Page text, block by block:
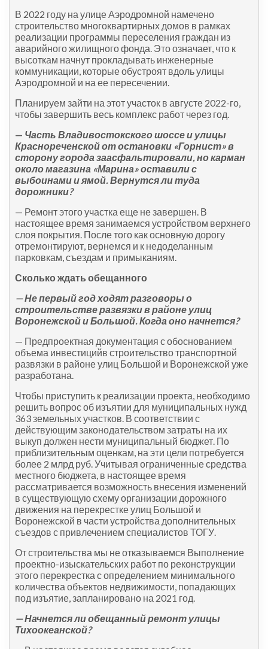
В 2022 году на улице Аэродромной намечено
строительство многоквартирных домов в рамках
реализации программы переселения граждан из
аварийного жилищного фонда. Это означает, что к
высоткам начнут прокладывать инженерные
коммуникации, которые обустроят вдоль улицы
Аэродромной и на ее пересечении.
Планируем зайти на этот участок в августе 2022-го,
чтобы завершить весь комплекс работ через год.
— Часть Владивостокского шоссе и улицы
Краснореченской от остановки «Горнист» в
сторону города заасфальтировали, но карман
около магазина «Марина» оставили с
выбоинами и ямой. Вернутся ли туда
дорожники?
— Ремонт этого участка еще не завершен. В
настоящее время занимаемся устройством верхнего
слоя покрытия. После того как основную дорогу
отремонтируют, вернемся и к недоделанным
парковкам, съездам и примыканиям.
Сколько ждать обещанного
— Не первый год ходят разговоры о
строительстве развязки в районе улиц
Воронежской и Большой. Когда оно начнется?
— Предпроектная документация с обоснованием
объема инвестицийв строительство транспортной
развязки в районе улиц Большой и Воронежской уже
разработана.
Чтобы приступить к реализации проекта, необходимо
решить вопрос об изъятии для муниципальных нужд
363 земельных участков. В соответствии с
действующим законодательством затраты на их
выкуп должен нести муниципальный бюджет. По
приблизительным оценкам, на эти цели потребуется
более 2 млрд руб. Учитывая ограниченные средства
местного бюджета, в настоящее время
рассматривается возможность внесения изменений
в существующую схему организации дорожного
движения на перекрестке улиц Большой и
Воронежской в части устройства дополнительных
съездов с привлечением специалистов ТОГУ.
От строительства мы не отказываемся Выполнение
проектно-изыскательских работ по реконструкции
этого перекрестка с определением минимального
количества объектов недвижимости, попадающих
под изъятие, запланировано на 2021 год.
— Начнется ли обещанный ремонт улицы
Тихоокеанской?